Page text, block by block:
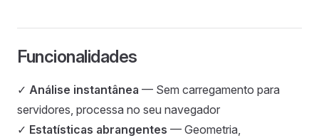
Funcionalidades
✓ Análise instantânea — Sem carregamento para
servidores, processa no seu navegador
✓ Estatísticas abrangentes — Geometria,